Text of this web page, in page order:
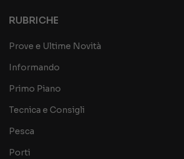
RUBRICHE
Prove e Ultime Novità
Informando
Primo Piano
Tecnica e Consigli
Pesca
Porti